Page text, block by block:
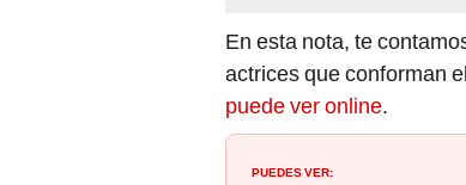
En esta nota, te
actrices que conforman
puede ver online.
PUEDES VER: